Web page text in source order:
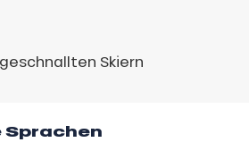
Skiern
Sprachen